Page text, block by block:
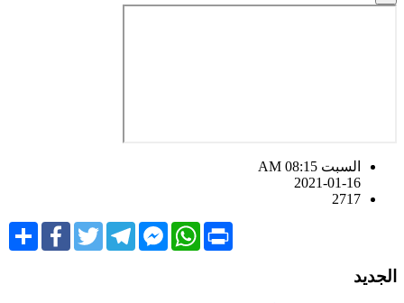
السبت AM 08:15
2021-01-16
2717
ShareFacebookTwitterTelegramFacebook
Messenger
WhatsApp Print